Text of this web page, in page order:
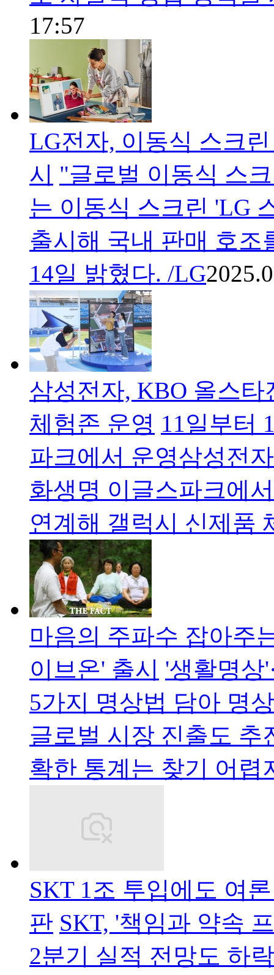
17:57
LG전자, 이동식 스크
시 "글로벌 이동식 스
는 이동식 스크린 'LG
출시해 국내 판매 호조
14일 밝혔다. /LG
삼성전자, KBO 올스타
체험존 운영 11일부터
파크에서 운영삼성전
화생명 이글스파크에
연계해 갤럭시 신제품
마음의 주파수 잡아주
이브온' 출시 '생활명상
5가지 명상법 담아 명
글로벌 시장 진출도 추
확한 통계는 찾기 어렵
SKT 1조 투입에도 여
판 SKT, '책임과 약속
2분기 실적 전망도 하